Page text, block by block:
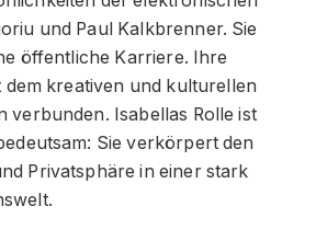
und Paul Kalkbrenner. Sie
öffentliche Karriere. Ihre
dem kreativen und kulturellen
verbunden. Isabellas Rolle ist
Sie verkörpert den
Privatsphäre in einer stark